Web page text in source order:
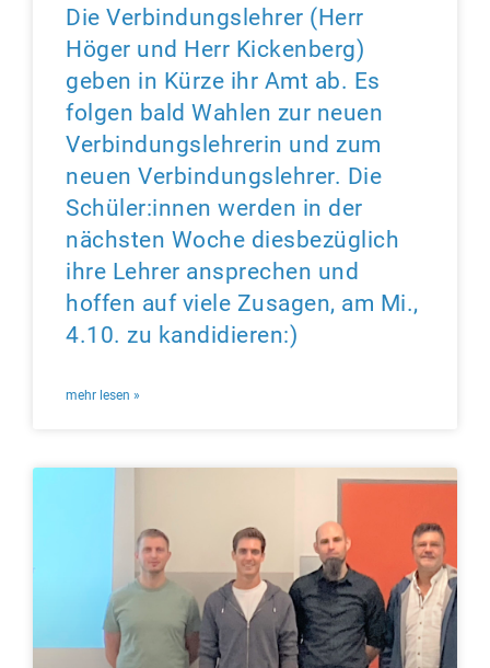
Die Verbindungslehrer (Herr
Höger und Herr Kickenberg)
geben in Kürze ihr Amt ab. Es
folgen bald Wahlen zur neuen
Verbindungslehrerin und zum
neuen Verbindungslehrer. Die
Schüler:innen werden in der
nächsten Woche diesbezüglich
ihre Lehrer ansprechen und
hoffen auf viele Zusagen, am Mi.,
4.10. zu kandidieren:)
mehr lesen »